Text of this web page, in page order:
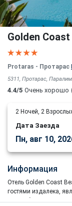
Golden
Protaras - Протарас
5311, Протарас,
4.4/5 Очень хорошо
2 Ночей, 2
Дата Заезда
Пн, авг 10,
Информация
Отель Golden Coast
гостями издалека,
расслабиться,